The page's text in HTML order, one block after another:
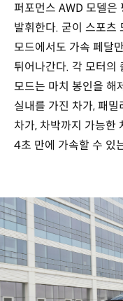
퍼포먼스 AWD 모델은
발휘한다. 굳이 스포츠
모드에서도 가속 페달
튀어나간다. 각 모터의
모드는 마치 봉인을 해
실내를 가진 차가, 패
차가, 차박까지 가능한
4초 만에 가속할 수 있